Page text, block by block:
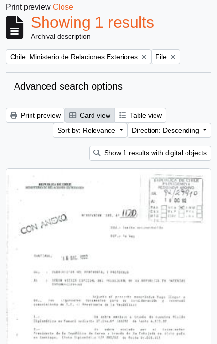
Print preview Close
Showing 1 results
Archival description
Remove filter:
Chile. Ministerio de Relaciones Exteriores Remove filter:
File
Advanced search options
Print preview Card view
Table view
Sort by: Relevance
Direction: Descending
Show 1 results with digital objects